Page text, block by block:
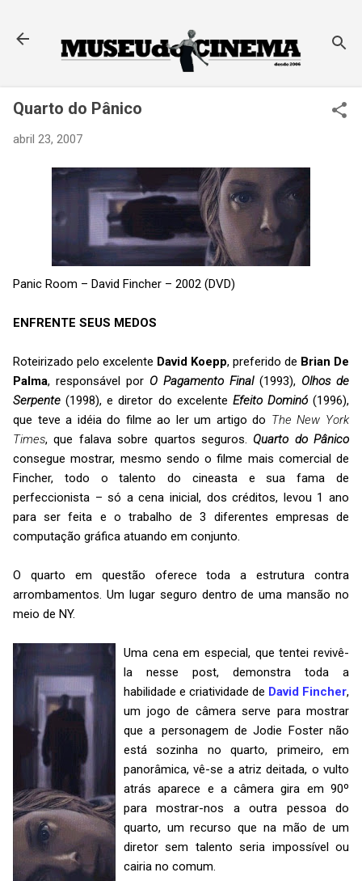
Quarto do Pânico
abril 23, 2007
Panic Room – David Fincher – 2002 (DVD)
ENFRENTE SEUS MEDOS
Roteirizado pelo excelente David Koepp, preferido de Brian De
Palma, responsável por O Pagamento Final(1993), Olhos de
Serpente (1998), e diretor do excelente Efeito Dominó(1996),
que teve a idéia do filme ao ler um artigo do The New York
Times, que falava sobre quartos seguros. Quarto do Pânico
consegue mostrar, mesmo sendo o filme mais comercial de
Fincher, todo o talento do cineasta e sua fama de
perfeccionista – só a cena inicial, dos créditos, levou 1 ano
para ser feita e o trabalho de 3 diferentes empresas de
computação gráfica atuando em conjunto.
O quarto em questão oferece toda a estrutura contra
arrombamentos. Um lugar seguro dentro de uma mansão no
meio de NY.
Uma cena em especial, que tentei revivê-
la nesse post, demonstra toda a
habilidade e criatividade de David Fincher,
um jogo de câmera serve para mostrar
que a personagem de Jodie Foster não
está sozinha no quarto, primeiro, em
panorâmica, vê-se a atriz deitada, o vulto
atrás aparece e a câmera gira em 90º
para mostrar-nos a outra pessoa do
quarto, um recurso que na mão de um
diretor sem talento seria impossível ou
cairia no comum.